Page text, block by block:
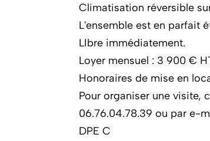
Climatisation réversible
L'ensemble est en parfait
LIbre immédiatement.
Loyer mensuel : 3 900 €
Honoraires de mise en
Pour organiser une visite,
06.76.04.78.39 ou par e-
DPE C